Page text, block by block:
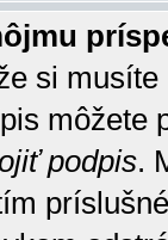
si
môžete
podpis.